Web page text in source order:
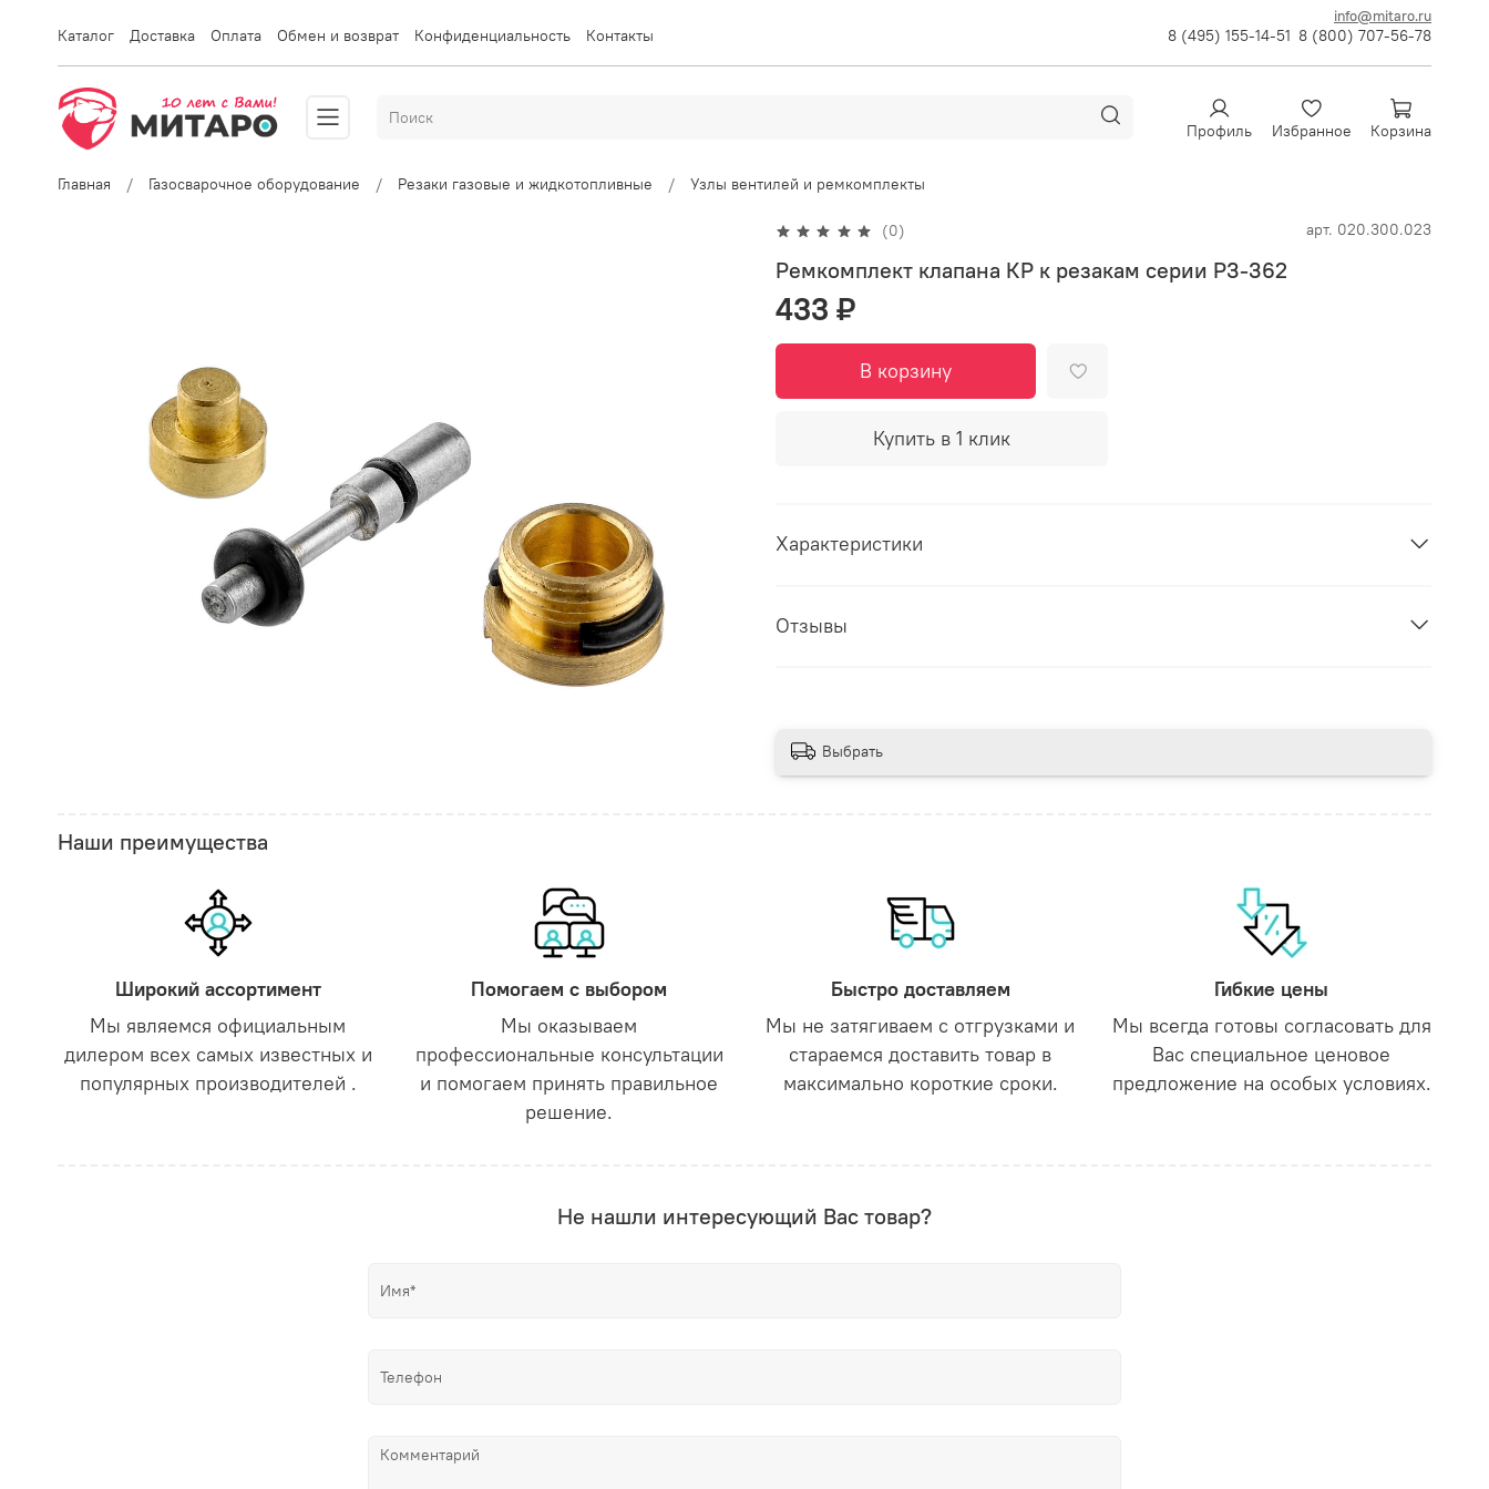
info@mitaro.ru
Каталог Доставка Оплата Обмен и возврат Конфиденциальность Контакты 8 (495) 155-14-51 8 (800) 707-56-78
Профиль Избранное Корзина
Главная Газосварочное оборудование Резаки газовые и жидкотопливные Узлы вентилей и ремкомплекты
(0) арт. 020.300.023
Ремкомплект клапана КР к резакам серии Р3-362
433 ₽
В корзину
Купить в 1 клик
Характеристики
Отзывы
Выбрать
Наши преимущества
Широкий ассортимент
Мы являемся официальным
дилером всех самых известных и
популярных производителей .
Помогаем с выбором
Мы оказываем
профессиональные консультации
и помогаем принять правильное
решение.
Быстро доставляем
Мы не затягиваем с отгрузками и
стараемся доставить товар в
максимально короткие сроки.
Гибкие цены
Мы всегда готовы согласовать для
Вас специальное ценовое
предложение на особых условиях.
Не нашли интересующий Вас товар?